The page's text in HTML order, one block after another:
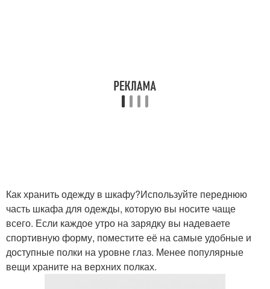
Как хранить одежду в шкафу?Используйте переднюю
часть шкафа для одежды, которую вы носите чаще
всего. Если каждое утро на зарядку вы надеваете
спортивную форму, поместите её на самые удобные и
доступные полки на уровне глаз. Менее популярные
вещи храните на верхних полках.